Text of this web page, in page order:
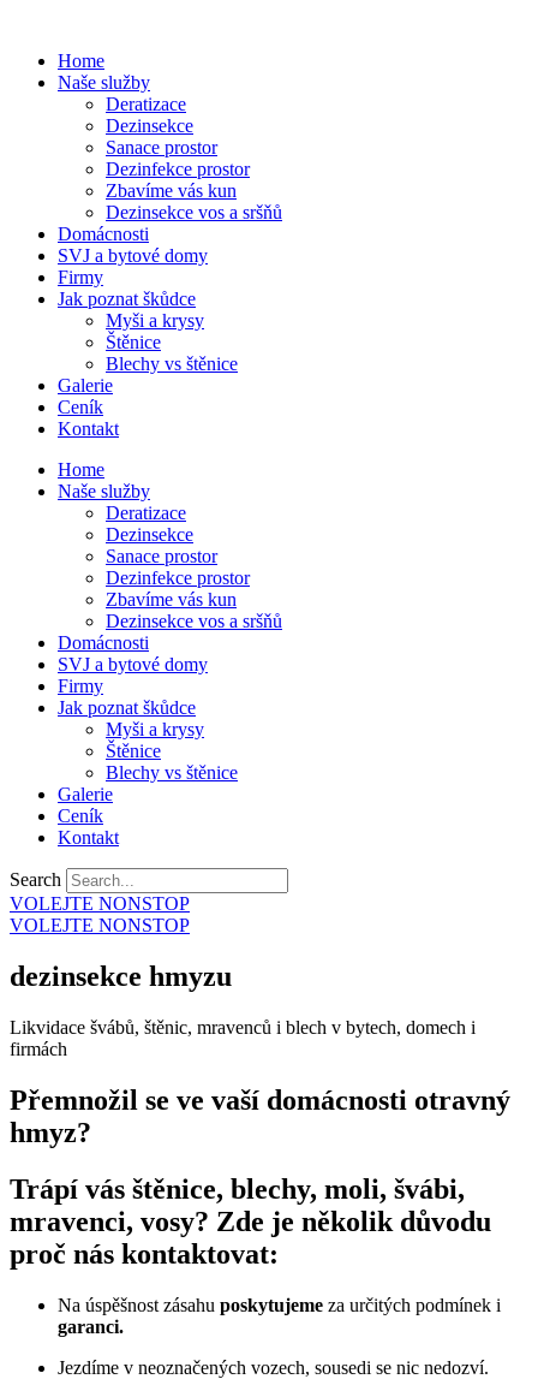
Home
Naše služby
Deratizace
Dezinsekce
Sanace prostor
Dezinfekce prostor
Zbavíme vás kun
Dezinsekce vos a sršňů
Domácnosti
SVJ a bytové domy
Firmy
Jak poznat škůdce
Myši a krysy
Štěnice
Blechy vs štěnice
Galerie
Ceník
Kontakt
Home
Naše služby
Deratizace
Dezinsekce
Sanace prostor
Dezinfekce prostor
Zbavíme vás kun
Dezinsekce vos a sršňů
Domácnosti
SVJ a bytové domy
Firmy
Jak poznat škůdce
Myši a krysy
Štěnice
Blechy vs štěnice
Galerie
Ceník
Kontakt
Search
VOLEJTE NONSTOP
VOLEJTE NONSTOP
dezinsekce hmyzu
Likvidace švábů, štěnic, mravenců i blech v bytech, domech i
firmách
Přemnožil se ve vaší domácnosti otravný
hmyz?
Trápí vás štěnice, blechy, moli, švábi,
mravenci, vosy? Zde je několik důvodu
proč nás kontaktovat:
Na úspěšnost zásahu poskytujeme za určitých podmínek i
garanci.
Jezdíme v neoznačených vozech, sousedi se nic nedozví.